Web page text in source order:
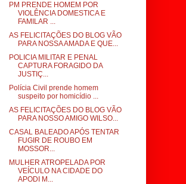
PM PRENDE HOMEM POR
VIOLÊNCIA DOMESTICA E
FAMILAR ...
AS FELICITAÇÕES DO BLOG VÃO
PARA NOSSA AMADA E QUE...
POLICIA MILITAR E PENAL
CAPTURA FORAGIDO DA
JUSTIÇ...
Polícia Civil prende homem
suspeito por homicídio ...
AS FELICITAÇÕES DO BLOG VÃO
PARA NOSSO AMIGO WILSO...
CASAL BALEADO APÓS TENTAR
FUGIR DE ROUBO EM
MOSSOR...
MULHER ATROPELADA POR
VEÍCULO NA CIDADE DO
APODI M...